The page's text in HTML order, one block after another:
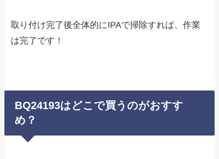
取り付け完了後全体的にIPAで掃除すれば、作業
は完了です！
BQ24193はどこで買うのがおすす
め？